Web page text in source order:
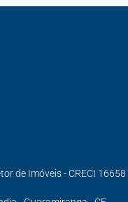
de Imóveis - CRECI 16658